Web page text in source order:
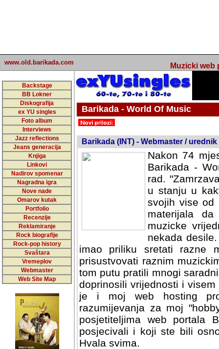
www.old.barikada.com Muzicki web
Backstage
BB Lokner
Diskografija
ex YU singles
Foto album
Interviews
Jazz reflections
Jeans generacija
Knjiga
Linkovi
Nadirov spomenar
Nagradna igra
Nove nade
Omarov kutak
Portfolio
Recenzije
Reklamiranje
Rock biografije
Rock-pop history
Svaštara
Vremeplov
Webmaster
Web Site Map
Barikada - World Of Music
Barikada (INT) - Webmaster / urednik
Nakon 74
Barikada -
rad.
u stanju u
svojih vise od
materijala
muzicke
nekada
imao priliku sretati razne
prisustvovati raznim
tom putu pratili mnogi
doprinosili vrijednosti i
je i moj web hosting
razumijevanja za moj
posjetiteljima web portala
posjecivali i koji ste bili
Hvala svima.